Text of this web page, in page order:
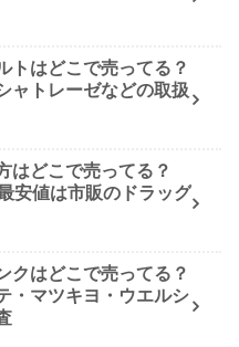
トはどこで売ってる？
ャトレーゼなどの取扱
はどこで売ってる？
安値は市販のドラッグ
クはどこで売ってる？
・マツキヨ・ウエルシ